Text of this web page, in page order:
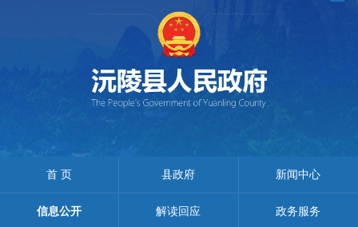
首 页 县政府 新闻中心
信息公开 解读回应 政务服务